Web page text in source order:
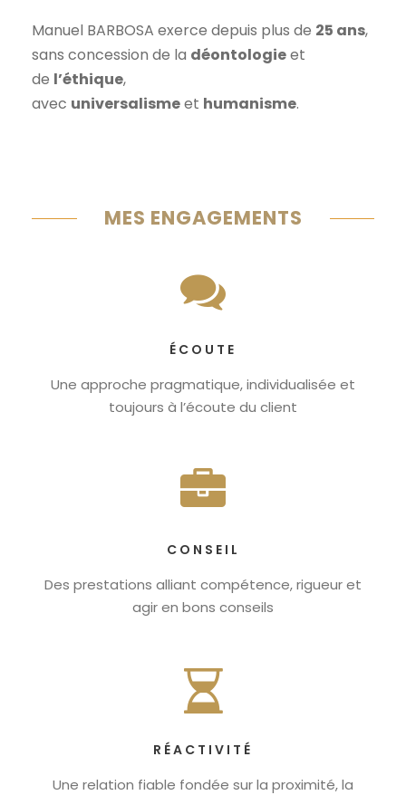
Manuel BARBOSA exerce depuis plus de 25 ans,
sans concession de la déontologieet
de l’éthique,
avec universalismeet humanisme.
MES ENGAGEMENTS
ÉCOUTE
Une approche pragmatique, individualisée et
toujours à l’écoute du client
CONSEIL
Des prestations alliant compétence, rigueur et
agir en bons conseils
RÉACTIVITÉ
Une relation fiable fondée sur la proximité, la